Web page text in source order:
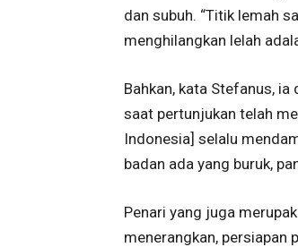
dan subuh. “Titik lemah
menghilangkan lelah
Bahkan, kata Stefanus,
saat pertunjukan telah
Indonesia] selalu
badan ada yang buruk,
Penari yang juga
menerangkan, persiapan